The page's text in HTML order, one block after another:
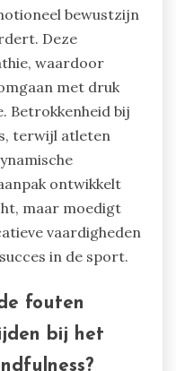
geleide
succes te
Moedig
korte sessies,
wordt. Creëer
waarin atleten
delen.
helpen bij
in
bewustzijn
Deze